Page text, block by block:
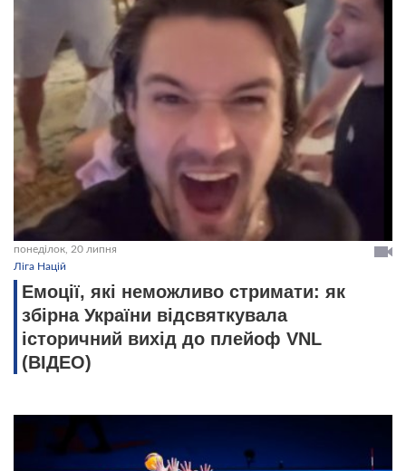
понеділок, 20 липня
Ліга Націй
Емоції, які неможливо стримати: як
збірна України відсвяткувала
історичний вихід до плейоф VNL
(ВІДЕО)